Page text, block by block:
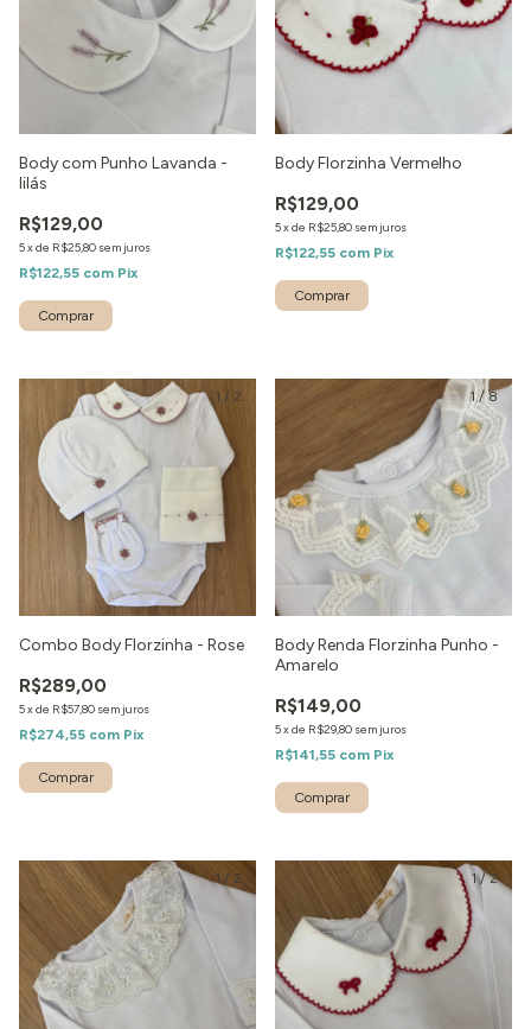
Body com Punho Lavanda -
lilás
R$129,00
5xde R$25,80 sem juros
R$122,55 com Pix
Body Florzinha Vermelho
R$129,00
5xde R$25,80 sem juros
R$122,55 com Pix
1 / 2
Combo Body Florzinha - Rose
R$289,00
5xde R$57,80 sem juros
R$274,55 com Pix
1/8
Body Renda Florzinha Punho -
Amarelo
R$149,00
5xde R$29,80 sem juros
R$141,55 com Pix
1 / 2 1/2